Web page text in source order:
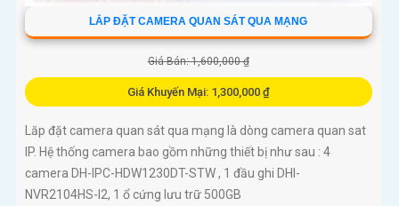
LẮP ĐẶT CAMERA QUAN SÁT QUA MẠNG
Giá Bán: 1,600,000 ₫
Giá Khuyến Mại: 1,300,000 ₫
Lăp đặt camera quan sát qua mạng là dòng camera quan sat
IP. Hệ thống camera bao gồm những thiết bị như sau : 4
camera DH-IPC-HDW1230DT-STW , 1 đầu ghi DHI-
NVR2104HS-I2, 1 ổ cứng lưu trữ 500GB